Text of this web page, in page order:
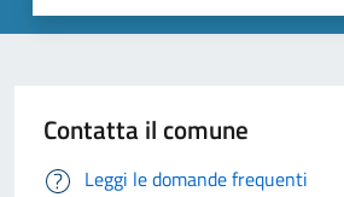
Contatta il comune
Leggi le domande frequenti